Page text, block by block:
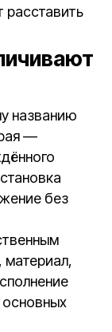
расставить
названию
—
без
материал,
основных